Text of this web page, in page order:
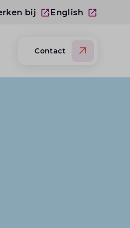
bij English
Lansigt
Contact